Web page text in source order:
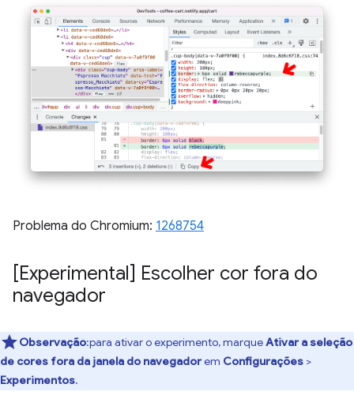
Problema do Chromium: 1268754
[Experimental] Escolher cor fora do
navegador
Observação:para ativar o experimento, marqueAtivar a seleção
de cores fora da janela do navegadorem Configurações >
Experimentos.